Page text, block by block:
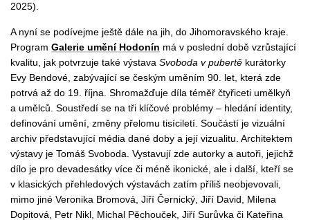
2025).
A nyní se podívejme ještě dále na jih, do Jihomoravského kraje.
Program Galerie umění Hodonín má v poslední době vzrůstající
kvalitu, jak potvrzuje také výstava Svoboda v pubertě kurátorky
Evy Bendové, zabývající se českým uměním 90. let, která zde
potrvá až do 19. října. Shromažďuje díla téměř čtyřiceti umělkyň
a umělců. Soustředí se na tři klíčové problémy – hledání identity,
definování umění, změny přelomu tisíciletí. Součástí je vizuální
archiv představující média dané doby a její vizualitu. Architektem
výstavy je Tomáš Svoboda. Vystavují zde autorky a autoři, jejichž
dílo je pro devadesátky více či méně ikonické, ale i další, kteří se
v klasických přehledových výstavách zatím příliš neobjevovali,
mimo jiné Veronika Bromová, Jiří Černický, Jiří David, Milena
Dopitová, Petr Nikl, Michal Pěchouček, Jiří Surůvka či Kateřina